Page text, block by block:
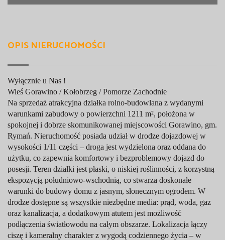
OPIS NIERUCHOMOŚCI
Wyłącznie u Nas !
Wieś Gorawino / Kołobrzeg / Pomorze Zachodnie
Na sprzedaż atrakcyjna działka rolno-budowlana z wydanymi
warunkami zabudowy o powierzchni 1211 m², położona w
spokojnej i dobrze skomunikowanej miejscowości Gorawino, gm.
Rymań. Nieruchomość posiada udział w drodze dojazdowej w
wysokości 1/11 części – droga jest wydzielona oraz oddana do
użytku, co zapewnia komfortowy i bezproblemowy dojazd do
posesji. Teren działki jest płaski, o niskiej roślinności, z korzystną
ekspozycją południowo-wschodnią, co stwarza doskonałe
warunki do budowy domu z jasnym, słonecznym ogrodem. W
drodze dostępne są wszystkie niezbędne media: prąd, woda, gaz
oraz kanalizacja, a dodatkowym atutem jest możliwość
podłączenia światłowodu na całym obszarze. Lokalizacja łączy
ciszę i kameralny charakter z wygodą codziennego życia – w